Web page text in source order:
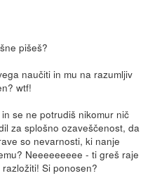
pišeš?
naučiti in mu na razumljiv
wtf!
se ne potrudiš nikomur nič
za splošno ozaveščenost, da
so nevarnosti, ki nanje
Neeeeeeeee - ti greš raje
Si ponosen?